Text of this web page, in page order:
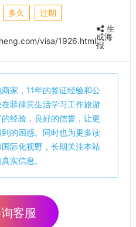
多久
过期
visa/1926.html
生
成海
报
家，11年的签证经验和公
菲律宾生活学习工作旅游
经验，良好的信誉，让更
的困惑。同时也为更多读
际化视野，长期关注本站
实信息。
客服